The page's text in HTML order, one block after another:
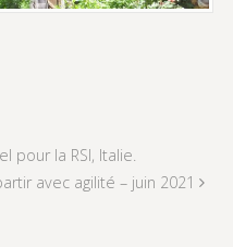
pour la RSI, Italie.
avec agilité – juin 2021